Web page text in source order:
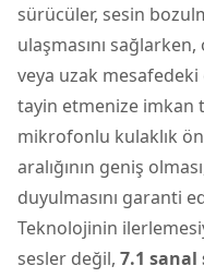
sürücüler, sesin
ulaşmasını
veya uzak
tayin etmenize imkan
mikrofonlu kulaklık
aralığının geniş
duyulmasını garanti
Teknolojinin
sesler değil, 7.1